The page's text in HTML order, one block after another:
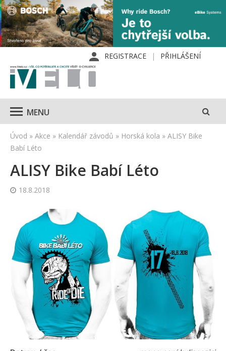
REGISTRACE PŘIHLÁŠENÍ
MENU
Úvod » Akce » Kalendář závodů » Horská kola » ALISY Bike
Babí Léto
ALISY Bike Babí Léto
18.8.2018